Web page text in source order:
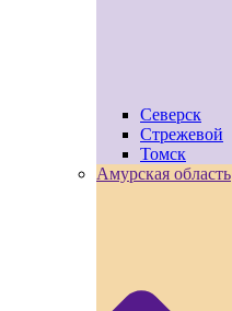
Северск
Стрежевой
Томск
Амурская область